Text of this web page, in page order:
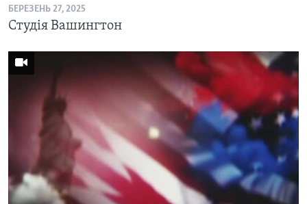
БЕРЕЗЕНЬ 27, 2025
Студія Вашингтон